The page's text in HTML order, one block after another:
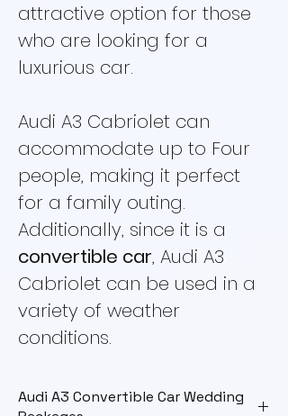
attractive option for those
who are looking for a
luxurious car.
Audi A3 Cabriolet can
accommodate up to Four
people, making it perfect
for a family outing.
Additionally, since it is a
convertible car, Audi A3
Cabriolet can be used in a
variety of weather
conditions.
Audi A3 Convertible Car Wedding